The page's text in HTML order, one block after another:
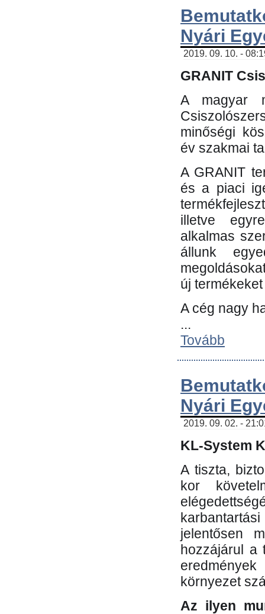
Nyári
2019. 09. 10. -
GRANIT
A magyar
minőségi
év szakmai
A GRANIT
és a piaci
illetve
alkalmas
állunk
új
A cég nagy
...
Tovább
Nyári
2019. 09. 02. -
KL-System
A tiszta,
kor
jelentősen
hozzájárul a
környezet
Az ilyen